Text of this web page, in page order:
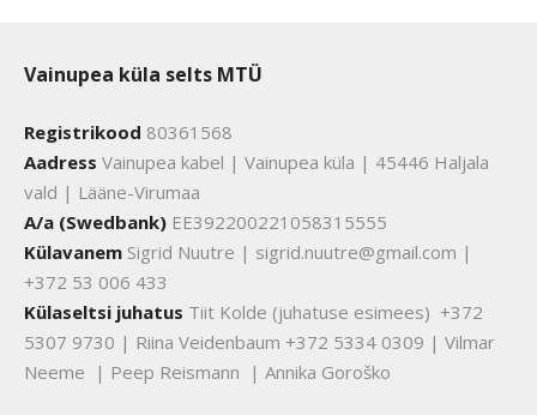
Vainupea küla selts MTÜ
Registrikood 80361568
Aadress Vainupea kabel | Vainupea küla | 45446 Haljala
vald | Lääne-Virumaa
A/a (Swedbank) EE392200221058315555
Külavanem Sigrid Nuutre | sigrid.nuutre@gmail.com |
+372 53 006 433
Külaseltsi juhatus Tiit Kolde (juhatuse esimees) +372
5307 9730 | Riina Veidenbaum +372 5334 0309 | Vilmar
Neeme | Peep Reismann | Annika Goroško